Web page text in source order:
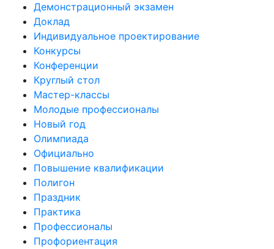
Демонстрационный экзамен
Доклад
Индивидуальное проектирование
Конкурсы
Конференции
Круглый стол
Мастер-классы
Молодые профессионалы
Новый год
Олимпиада
Официально
Повышение квалификации
Полигон
Праздник
Практика
Профессионалы
Профориентация